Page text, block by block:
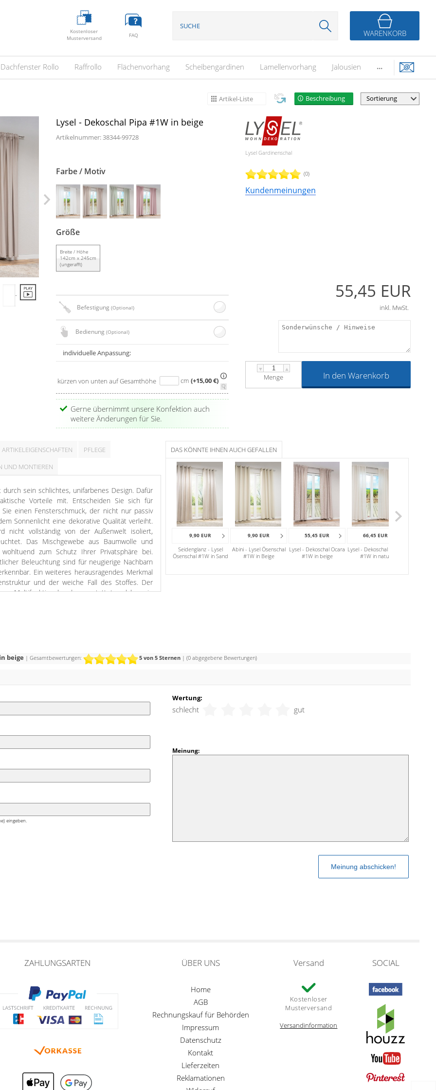
Kostenloser
Musterversand
FAQ WARENKORB
Dachfenster Rollo Raffrollo Flächenvorhang Scheibengardinen Lamellenvorhang Jalousien ...
Artikel-Liste Beschreibung
Lysel - Dekoschal Pipa #1W in beige
Artikelnummer: 38344-99728
Farbe / Motiv
Größe
Breite / Höhe
142cm x 245cm
(ungerafft)
Befestigung (Optional)
Bedienung(Optional)
individuelle Anpassung:
kürzen von unten auf Gesamthöhe cm (+15,00 €)
Gerne übernimmt unsere Konfektion auch
weitere Änderungen für Sie.
Lysel Gardinenschal
(0)
Kundenmeinungen
55,45 EUR
inkl. MwSt.
▼ ▲
Menge In den Warenkorb
ARTIKELEIGENSCHAFTEN
PFLEGE
UND MONTIEREN
durch sein schlichtes, unifarbenes Design. Dafür
Vorteile mit. Entscheiden Sie sich für
einen Fensterschmuck, der nicht nur passiv
Sonnenlicht eine dekorative Qualität verleiht.
nicht vollständig von der Außenwelt isoliert,
Das Mischgewebe aus Baumwolle und
zum Schutz Ihrer Privatsphäre bei.
Beleuchtung sind für neugierige Nachbarn
Ein weiteres herausragendes Merkmal
und der weiche Fall des Stoffes. Der
Multifunktionsband ausgestattet, welches ein
finden Sie in unserem Shop. Der Schal ist
langweilig: Beige gehört zu den Farben, die
kommen. Die ruhige, frische und eher kühle
zwar umhüllend, aber keineswegs bedrängend
mit Rot, einem aufgehellten Grün oder
ausgesprochen harmonische, aber
DAS KÖNNTE IHNEN AUCH GEFALLEN
9,90 EUR
Seidenglanz - Lysel
Ösenschal #1W in Sand
9,90 EUR
Abini - Lysel Ösenschal
#1W in Beige
55,45 EUR
Lysel - Dekoschal Ocara
#1W in beige
66,45 EUR
Lysel - Dekoschal Lagoa
#1W in natur
beige | Gesamtbewertungen: 5 von 5 Sternen | (0 abgegebene Bewertungen)
Wertung:
schlecht gut
Meinung:
eingeben.
ZAHLUNGSARTEN ÜBER UNS
Home
AGB
Rechnungskauf für Behörden
Impressum
Datenschutz
Kontakt
Lieferzeiten
Reklamationen
Versand
Kostenloser
Musterversand
Versandinformation
SOCIAL